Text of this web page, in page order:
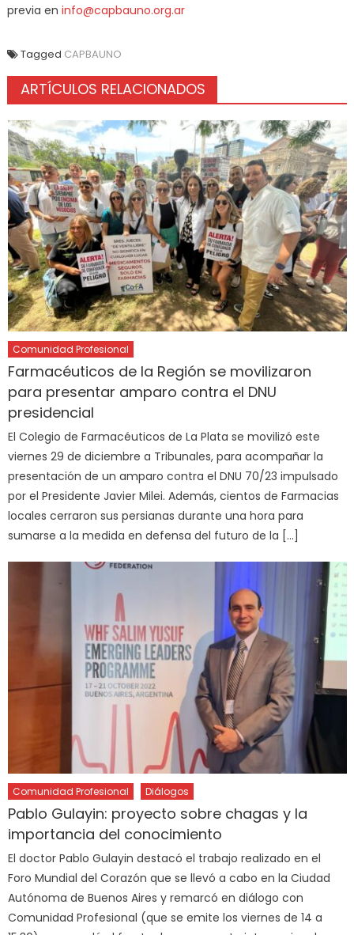
previa en info@capbauno.org.ar
Tagged CAPBAUNO
ARTÍCULOS RELACIONADOS
Comunidad Profesional
Farmacéuticos de la Región se movilizaron
para presentar amparo contra el DNU
presidencial
El Colegio de Farmacéuticos de La Plata se movilizó este
viernes 29 de diciembre a Tribunales, para acompañar la
presentación de un amparo contra el DNU 70/23 impulsado
por el Presidente Javier Milei. Además, cientos de Farmacias
locales cerraron sus persianas durante una hora para
sumarse a la medida en defensa del futuro de la […]
Comunidad Profesional Diálogos
Pablo Gulayin: proyecto sobre chagas y la
importancia del conocimiento
El doctor Pablo Gulayin destacó el trabajo realizado en el
Foro Mundial del Corazón que se llevó a cabo en la Ciudad
Autónoma de Buenos Aires y remarcó en diálogo con
Comunidad Profesional (que se emite los viernes de 14 a